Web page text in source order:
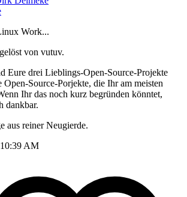
Work...
von vutuv.
Eure drei Lieblings-Open-Source-Projekte
Open-Source-Porjekte, die Ihr am meisten
Ihr das noch kurz begründen könntet,
dankbar.
aus reiner Neugierde.
AM